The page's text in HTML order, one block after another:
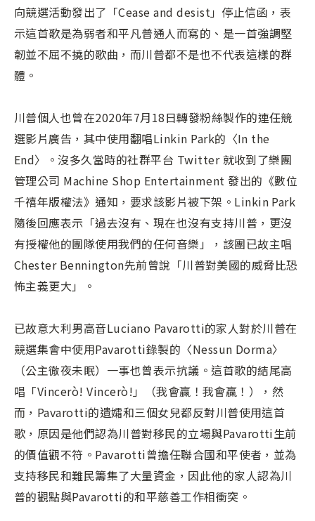
向競選活動發出了「Cease and desist」停止信函，表
示這首歌是為弱者和平凡普通人而寫的、是一首強調堅
韌並不屈不撓的歌曲，而川普都不是也不代表這樣的群
體。
川普個人也曾在2020年7月18日轉發粉絲製作的連任競
選影片廣告，其中使用翻唱Linkin Park的〈In the
End〉。沒多久當時的社群平台 Twitter 就收到了樂團
管理公司 Machine Shop Entertainment 發出的《數位
千禧年版權法》通知，要求該影片被下架。Linkin Park
隨後回應表示「過去沒有、現在也沒有支持川普，更沒
有授權他的團隊使用我們的任何音樂」，該團已故主唱
Chester Bennington先前曾說「川普對美國的威脅比恐
怖主義更大」。
已故意大利男高音Luciano Pavarotti的家人對於川普在
競選集會中使用Pavarotti錄製的〈Nessun Dorma〉
（公主徹夜未眠）一事也曾表示抗議。這首歌的結尾高
唱「Vincerò! Vincerò!」（我會贏！我會贏！），然
而，Pavarotti的遺孀和三個女兒都反對川普使用這首
歌，原因是他們認為川普對移民的立場與Pavarotti生前
的價值觀不符。Pavarotti曾擔任聯合國和平使者，並為
支持移民和難民籌集了大量資金，因此他的家人認為川
普的觀點與Pavarotti的和平慈善工作相衝突。